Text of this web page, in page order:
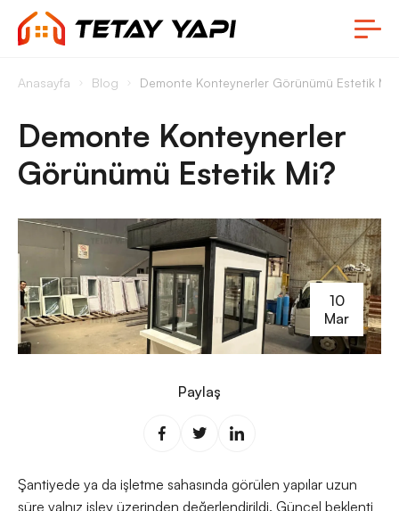
Anasayfa Blog Demonte Konteynerler Görünümü Estetik Mi?
Demonte Konteynerler
Görünümü Estetik Mi?
10
Mar
Paylaş
Şantiyede ya da işletme sahasında görülen yapılar uzun
süre yalnız işlev üzerinden değerlendirildi. Güncel beklenti